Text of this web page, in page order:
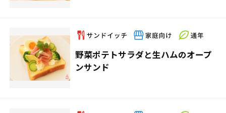
野菜ポテトサラダと生ハムのオープ
ンサンド